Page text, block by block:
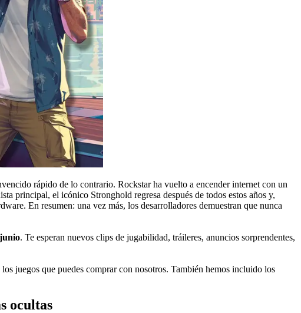
rápido de lo contrario. Rockstar ha vuelto a encender internet con un
principal, el icónico Stronghold regresa después de todos estos años y,
En resumen: una vez más, los desarrolladores demuestran que nunca
. Te esperan nuevos clips de jugabilidad, tráileres, anuncios sorprendentes,
juegos que puedes comprar con nosotros. También hemos incluido los
ocultas